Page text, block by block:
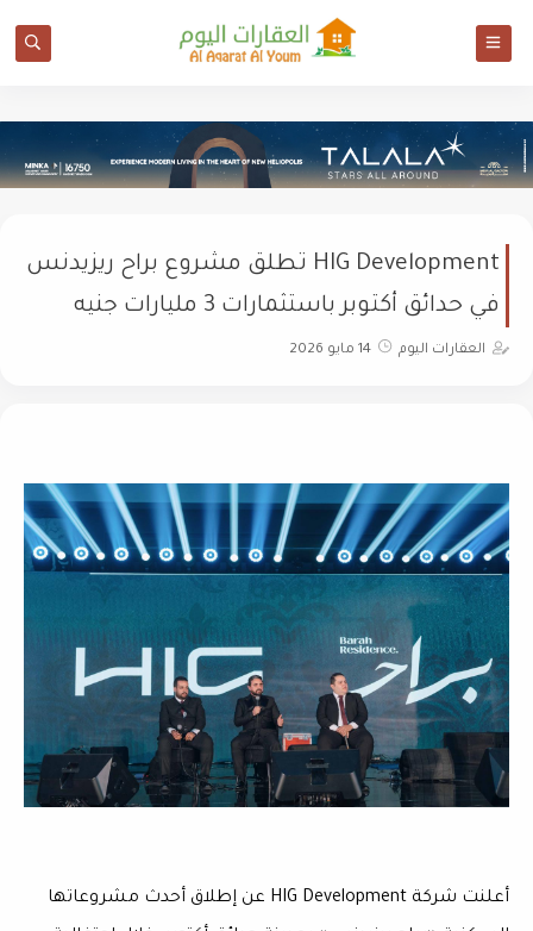
HIG Development تطلق مشروع براح ريزيدنس
في حدائق أكتوبر باستثمارات 3 مليارات جنيه
العقارات اليوم 14 مايو 2026
أعلنت شركة HIG Development عن إطلاق أحدث مشروعاتها